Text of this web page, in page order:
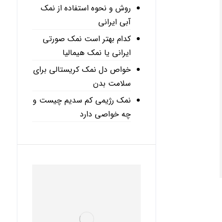
روش و نحوه استفاده از نمک
آبی ایرانی
کدام بهتر است نمک صورتی
ایرانی یا نمک هیمالیا
خواص دل نمک کریستالی برای
سلامت بدن
نمک رژیمی کم سدیم چیست و
چه خواصی دارد